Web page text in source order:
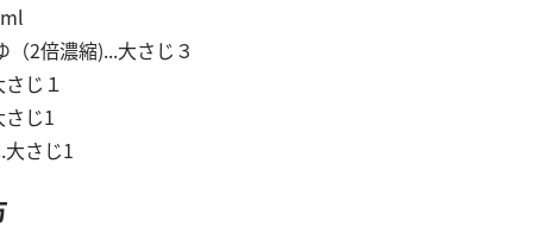
（2倍濃縮)...大さじ３
じ１
さじ1
大さじ1